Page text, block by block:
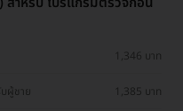
1,346 บาท
ผู้ชาย 1,385 บาท